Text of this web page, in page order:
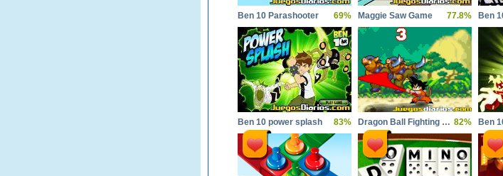
Ben 10 Parashooter 69% Maggie Saw Game 77.8%
Ben 10 power splash 83% Dragon Ball Fighting 2.6 82% Ben